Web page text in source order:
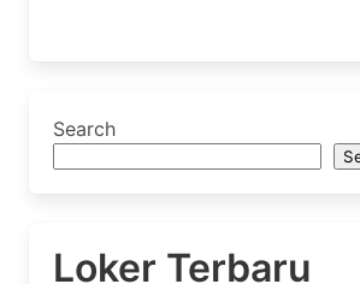
Search
Loker Terbaru